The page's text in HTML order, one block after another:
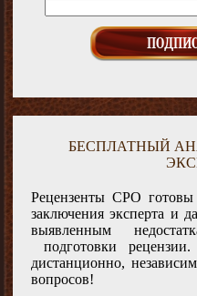
БЕСПЛАТНЫЙ
Рецензенты СРО готовы
заключения эксперта и
выявленным
подготовки
дистанционно,
вопросов!